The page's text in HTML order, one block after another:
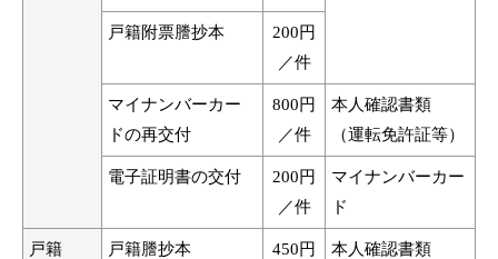
戸籍附票謄抄本
200円
／件
マイナンバーカー
ドの再交付
800円
／件
本人確認書類
（運転免許証等）
電子証明書の交付
200円
／件
マイナンバーカー
ド
戸籍 戸籍謄抄本
450円
本人確認書類